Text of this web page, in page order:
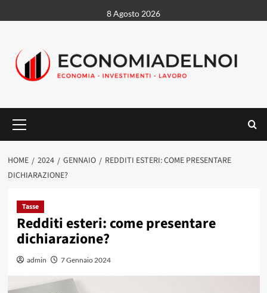
al
8 Agosto 2026
principale
HOME 2024 GENNAIO
REDDITI ESTERI: COME PRESENTARE
DICHIARAZIONE?
Tasse
Redditi esteri: come presentare
dichiarazione?
admin 7 Gennaio 2024